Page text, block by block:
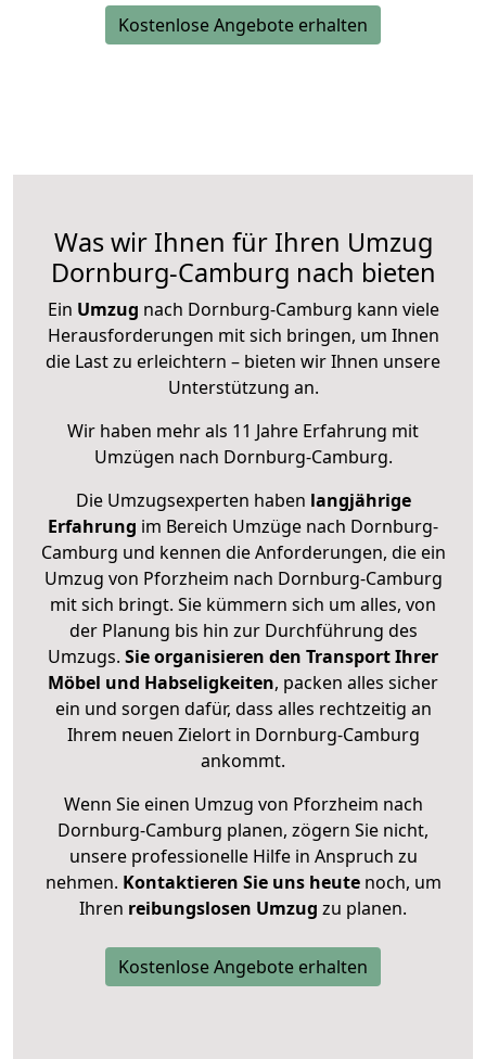
Kostenlose Angebote erhalten
Was wir Ihnen für Ihren Umzug
Dornburg-Camburg nach bieten
Ein Umzug nach Dornburg-Camburg kann viele
Herausforderungen mit sich bringen, um Ihnen
die Last zu erleichtern – bieten wir Ihnen unsere
Unterstützung an.
Wir haben mehr als 11 Jahre Erfahrung mit
Umzügen nach Dornburg-Camburg.
Die Umzugsexperten haben langjährige
Erfahrung im Bereich Umzüge nach Dornburg-
Camburg und kennen die Anforderungen, die ein
Umzug von Pforzheim nach Dornburg-Camburg
mit sich bringt. Sie kümmern sich um alles, von
der Planung bis hin zur Durchführung des
Umzugs. Sie organisieren den Transport Ihrer
Möbel und Habseligkeiten, packen alles sicher
ein und sorgen dafür, dass alles rechtzeitig an
Ihrem neuen Zielort in Dornburg-Camburg
ankommt.
Wenn Sie einen Umzug von Pforzheim nach
Dornburg-Camburg planen, zögern Sie nicht,
unsere professionelle Hilfe in Anspruch zu
nehmen. Kontaktieren Sie uns heutenoch, um
Ihren reibungslosen Umzug zu planen.
Kostenlose Angebote erhalten